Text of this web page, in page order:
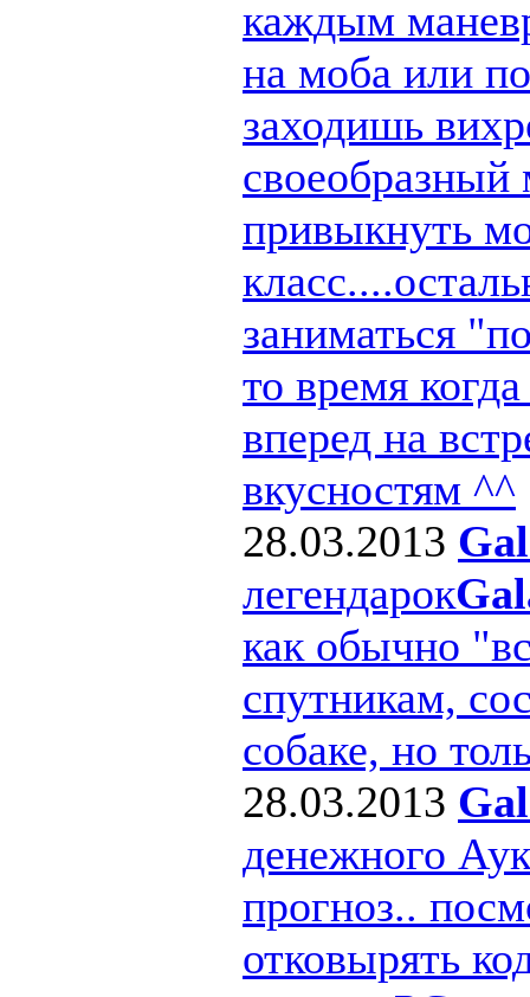
каждым
на моба или
заходишь
своеобразный
привыкнуть
заниматься
то время
вперед на
вкусностям ^^
28.03.2013
легендарок
как обычно
спутникам,
собаке, но
28.03.2013
денежного
прогноз..
отковырять